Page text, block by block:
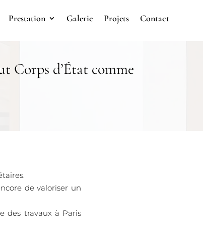
Prestation Galerie Projets Contact
Corps d’État comme
de valoriser un
des travaux à Paris